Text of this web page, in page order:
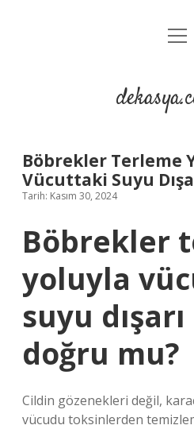
Yasal
Böbrekler Terleme
Vücuttaki Suyu
Tarih: Kasım 30, 2024
Böbrekler
yoluyla
suyu
doğru mu?
Cildin gözenekleri değil,
vücudu toksinlerden